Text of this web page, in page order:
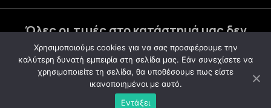
Όλες οι τιμές στο κατάστημά μας δεν
συμπεριλαμβάνουν Φ.Π.Α
© 2021 – MGFASHION – All rights reserved
Χρησιμοποιούμε cookies για να σας προσφέρουμε την
καλύτερη δυνατή εμπειρία στη σελίδα μας. Εάν συνεχίσετε να
χρησιμοποιείτε τη σελίδα, θα υποθέσουμε πως είστε
ικανοποιημένοι με αυτό.
Εντάξει